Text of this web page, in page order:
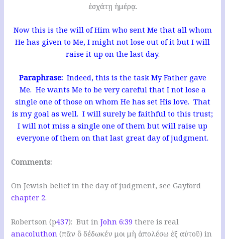
ἐσχάτῃ ἡμέρᾳ.
Now this is the will of Him who sent Me that all whom
He has given to Me, I might not lose out of it but I will
raise it up on the last day.
Paraphrase:Indeed, this is the task My Father gave
Me. He wants Me to be very careful that I not lose a
single one of those on whom He has set His love. That
is my goal as well. I will surely be faithful to this trust;
I will not miss a single one of them but will raise up
everyone of them on that last great day of judgment.
Comments:
On Jewish belief in the day of judgment, see Gayford
chapter 2.
Robertson (p437): But inJohn 6:39 there is real
anacoluthon (πᾶν ὃ δέδωκέν μοι μὴ ἀπολέσω ἐξ αὐτοῦ) in